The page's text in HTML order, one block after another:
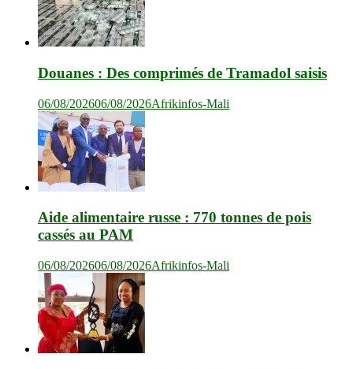
Douanes : Des comprimés de Tramadol saisis
06/08/202606/08/2026Afrikinfos-Mali
Aide alimentaire russe : 770 tonnes de pois
cassés au PAM
06/08/202606/08/2026Afrikinfos-Mali